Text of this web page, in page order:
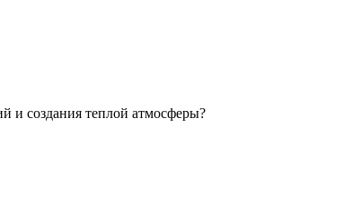
и создания теплой атмосферы?